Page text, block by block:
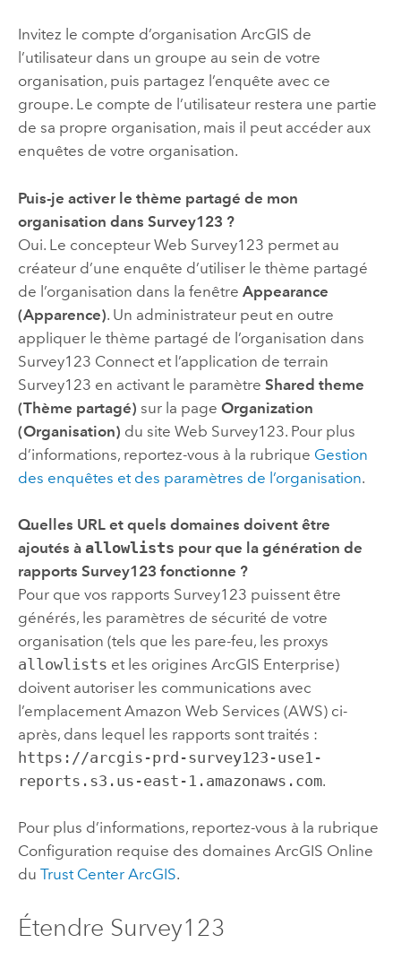
Invitez le compte d’organisation ArcGIS de
l’utilisateur dans un groupe au sein de votre
organisation, puis partagez l’enquête avec ce
groupe. Le compte de l’utilisateur restera une partie
de sa propre organisation, mais il peut accéder aux
enquêtes de votre organisation.
Puis-je activer le thème partagé de mon
organisation dans Survey123 ?
Oui. Le concepteur Web Survey123 permet au
créateur d’une enquête d’utiliser le thème partagé
de l’organisation dans la fenêtre Appearance
(Apparence). Un administrateur peut en outre
appliquer le thème partagé de l’organisation dans
Survey123 Connectet l’application de terrain
Survey123 en activant le paramètre Shared theme
(Thème partagé) sur la page Organization
(Organisation) du site Web Survey123. Pour plus
d’informations, reportez-vous à la rubrique Gestion
des enquêtes et des paramètres de l’organisation.
Quelles URL et quels domaines doivent être
ajoutés à allowlists pour que la génération de
rapports Survey123 fonctionne ?
Pour que vos rapports Survey123 puissent être
générés, les paramètres de sécurité de votre
organisation (tels que les pare-feu, les proxys
allowlists et les origines ArcGIS Enterprise)
doivent autoriser les communications avec
l’emplacement Amazon Web Services (AWS)ci-
après, dans lequel les rapports sont traités :
https://arcgis-prd-survey123-use1-
reports.s3.us-east-1.amazonaws.com.
Pour plus d’informations, reportez-vous à la rubrique
Configuration requise des domaines ArcGIS Online
du Trust Center ArcGIS.
Étendre Survey123